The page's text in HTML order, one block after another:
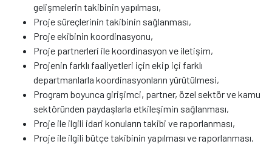
gelişmelerin takibinin yapılması,
Proje süreçlerinin takibinin sağlanması,
Proje ekibinin koordinasyonu,
Proje partnerleri ile koordinasyon ve iletişim,
Projenin farklı faaliyetleri için ekip içi farklı
departmanlarla koordinasyonların yürütülmesi,
Program boyunca girişimci, partner, özel sektör ve kamu
sektöründen paydaşlarla etkileşimin sağlanması,
Proje ile ilgili idari konuların takibi ve raporlanması,
Proje ile ilgili bütçe takibinin yapılması ve raporlanması.